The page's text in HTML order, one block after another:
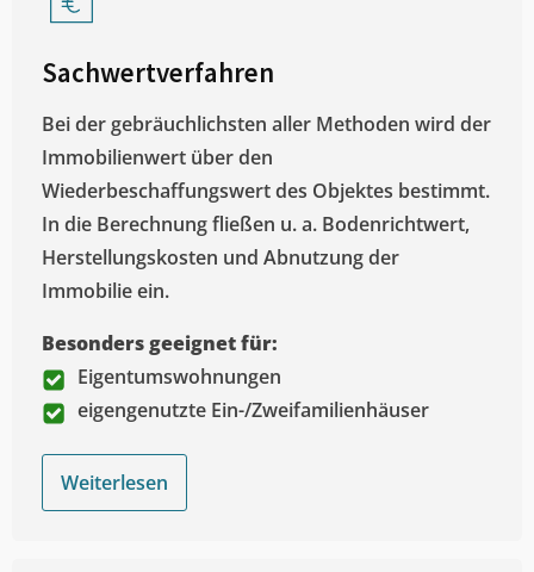
Sachwertverfahren
Bei der gebräuchlichsten aller Methoden wird der
Immobilienwert über den
Wiederbeschaffungswert des Objektes bestimmt.
In die Berechnung fließen u. a. Bodenrichtwert,
Herstellungskosten und Abnutzung der
Immobilie ein.
Besonders geeignet für:
Eigentumswohnungen
eigengenutzte Ein-/Zweifamilienhäuser
Weiterlesen